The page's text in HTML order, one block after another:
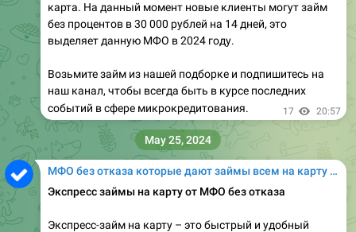
карта. На данный момент новые клиенты могут займ
без процентов в 30 000 рублей на 14 дней, это
выделяет данную МФО в 2024 году.
Возьмите займ из нашей подборке и подпишитесь на
наш канал, чтобы всегда быть в курсе последних
событий в сфере микрокредитования.
17 20:57
МФО без отказа которые дают займы всем на карту онлайн
Экспресс займы на карту от МФО без отказа
Экспресс-займ на карту – это быстрый и удобный
May 25, 2024